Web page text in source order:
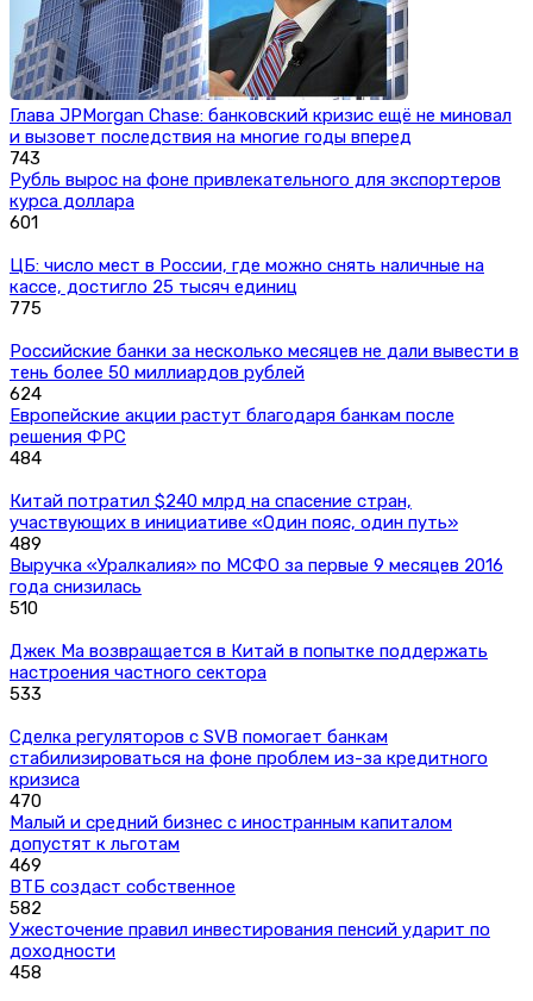
Глава JPMorgan Chase: банковский кризис ещё не миновал
и вызовет последствия на многие годы вперед
743
Рубль вырос на фоне привлекательного для экспортеров
курса доллара
601
ЦБ: число мест в России, где можно снять наличные на
кассе, достигло 25 тысяч единиц
775
Российские банки за несколько месяцев не дали вывести в
тень более 50 миллиардов рублей
624
Европейские акции растут благодаря банкам после
решения ФРС
484
Китай потратил $240 млрд на спасение стран,
участвующих в инициативе «Один пояс, один путь»
489
Выручка «Уралкалия» по МСФО за первые 9 месяцев 2016
года снизилась
510
Джек Ма возвращается в Китай в попытке поддержать
настроения частного сектора
533
Сделка регуляторов с SVB помогает банкам
стабилизироваться на фоне проблем из-за кредитного
кризиса
470
Малый и средний бизнес с иностранным капиталом
допустят к льготам
469
ВТБ создаст собственное
582
Ужесточение правил инвестирования пенсий ударит по
доходности
458